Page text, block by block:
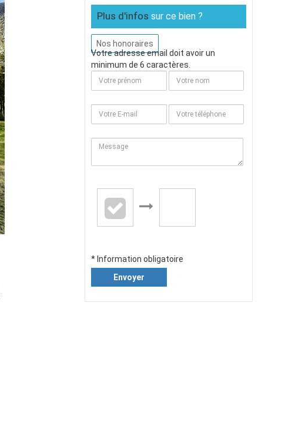
Plus d'infos sur ce bien ?
Nos honoraires
Votre adresse email doit avoir un
minimum de 6 caractères.
* Information obligatoire
Envoyer